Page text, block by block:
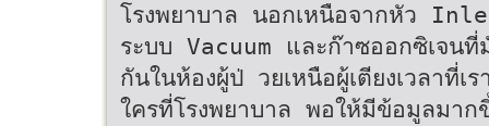
โรงพยาบาล นอกเหนือจากหัว
ระบบ Vacuum และก๊าซออกซิเจนที่
กันในห้องผู้ป่ วยเหนือผู้เตียงเวลาที่เร
ใครที่โรงพยาบาล พอให้มีข้อมูลมาก